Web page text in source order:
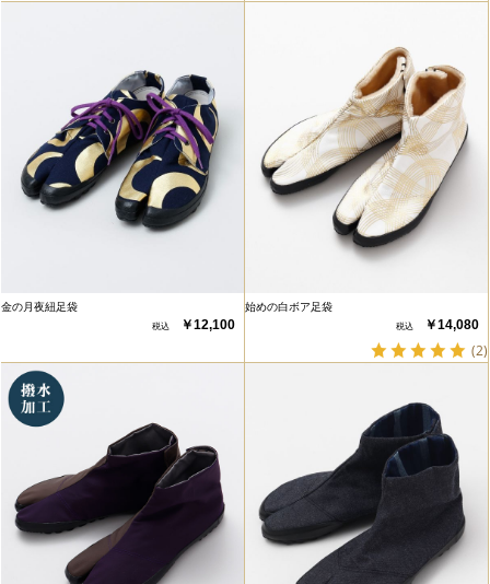
金の月夜紐足袋
￥12,100
始めの白ボア足袋
￥14,080
(2)